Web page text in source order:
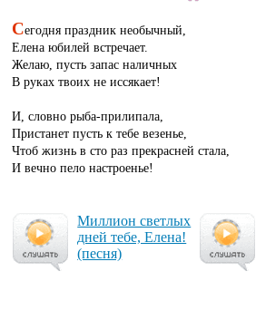
Сегодня праздник необычный,
Елена юбилей встречает.
Желаю, пусть запас наличных
В руках твоих не иссякает!
И, словно рыба-прилипала,
Пристанет пусть к тебе везенье,
Чтоб жизнь в сто раз прекрасней стала,
И вечно пело настроенье!
Мил­ли­он свет­лых
дней те­бе, Еле­на!
(пес­ня)